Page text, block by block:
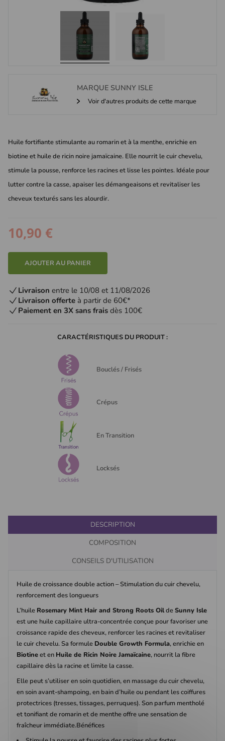
MARQUE SUNNY ISLE
Voir d'autres produits de cette marque
Huile fortifiante stimulante au romarin et à la menthe, enrichie en
biotine et huile de ricin noire jamaïcaine. Elle nourrit le cuir chevelu,
stimule la pousse, renforce les racines et lisse les pointes. Idéale pour
lutter contre la casse, apaiser les démangeaisons et revitaliser les
cheveux texturés sans les alourdir.
10,90 €
AJOUTER AU PANIER
Livraison entre le 10/08 et 11/08/2026
Livraison offerte à partir de 60€*
Paiement en 3X sans frais dès 100€
CARACTÉRISTIQUES DU PRODUIT :
Bouclés / Frisés
Crépus
En Transition
Locksés
DESCRIPTION
COMPOSITION
CONSEILS D'UTILISATION
Huile de croissance double action – Stimulation du cuir chevelu,
renforcement des longueurs
L’huile Rosemary Mint Hair and Strong Roots OildeSunny Isle
est une huile capillaire ultra-concentrée conçue pour favoriser une
croissance rapide des cheveux, renforcer les racines et revitaliser
le cuir chevelu. Sa formule Double Growth Formula, enrichie en
Biotineet en Huile de Ricin Noire Jamaïcaine, nourrit la fibre
capillaire dès la racine et limite la casse.
Elle peut s’utiliser en soin quotidien, en massage du cuir chevelu,
en soin avant-shampoing, en bain d’huile ou pendant les coiffures
protectrices (tresses, tissages, perruques). Son parfum mentholé
et tonifiant de romarin et de menthe offre une sensation de
fraîcheur immédiate.Bénéfices